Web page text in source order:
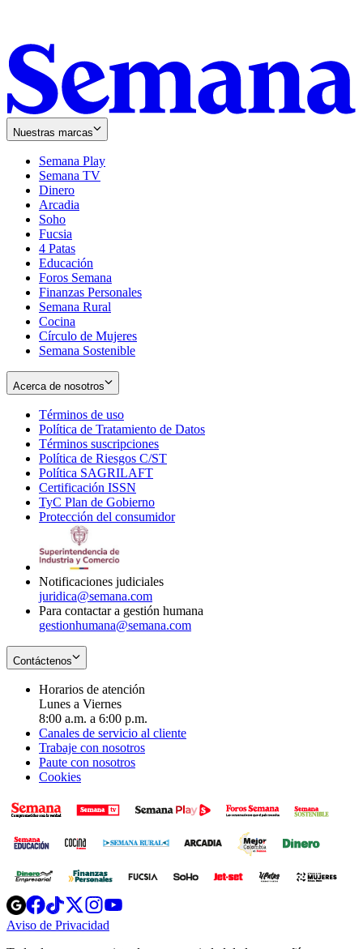
Nuestras marcas
Semana Play
Semana TV
Dinero
Arcadia
Soho
in
new
window
Fucsia
in
new
window
4 Patas
Educación
Foros Semana
Finanzas Personales
Semana Rural
Cocina
Círculo de Mujeres
Semana Sostenible
Acerca de nosotros
Términos de uso
in
new
window
Política de Tratamiento de Datos
Términos suscripciones
in
Política de Riesgos C/ST
Política SAGRILAFT
new
window
Certificación ISSN
in
new
TyC Plan de Gobierno
in
Protección del consumidorOpens
Notificaciones judiciales
juridica@semana.com
Para contactar a gestión humana
gestionhumana@semana.com
Contáctenos
Horarios de atención
Lunes a Viernes
8:00 a.m. a 6:00 p.m.
Canales de servicio al cliente
Trabaje con nosotros
Paute con nosotros
Cookies
Opens
in
new
Opens
in
new
Opens
in
new
window
Opens
new
windowwindow
Aviso de Privacidad